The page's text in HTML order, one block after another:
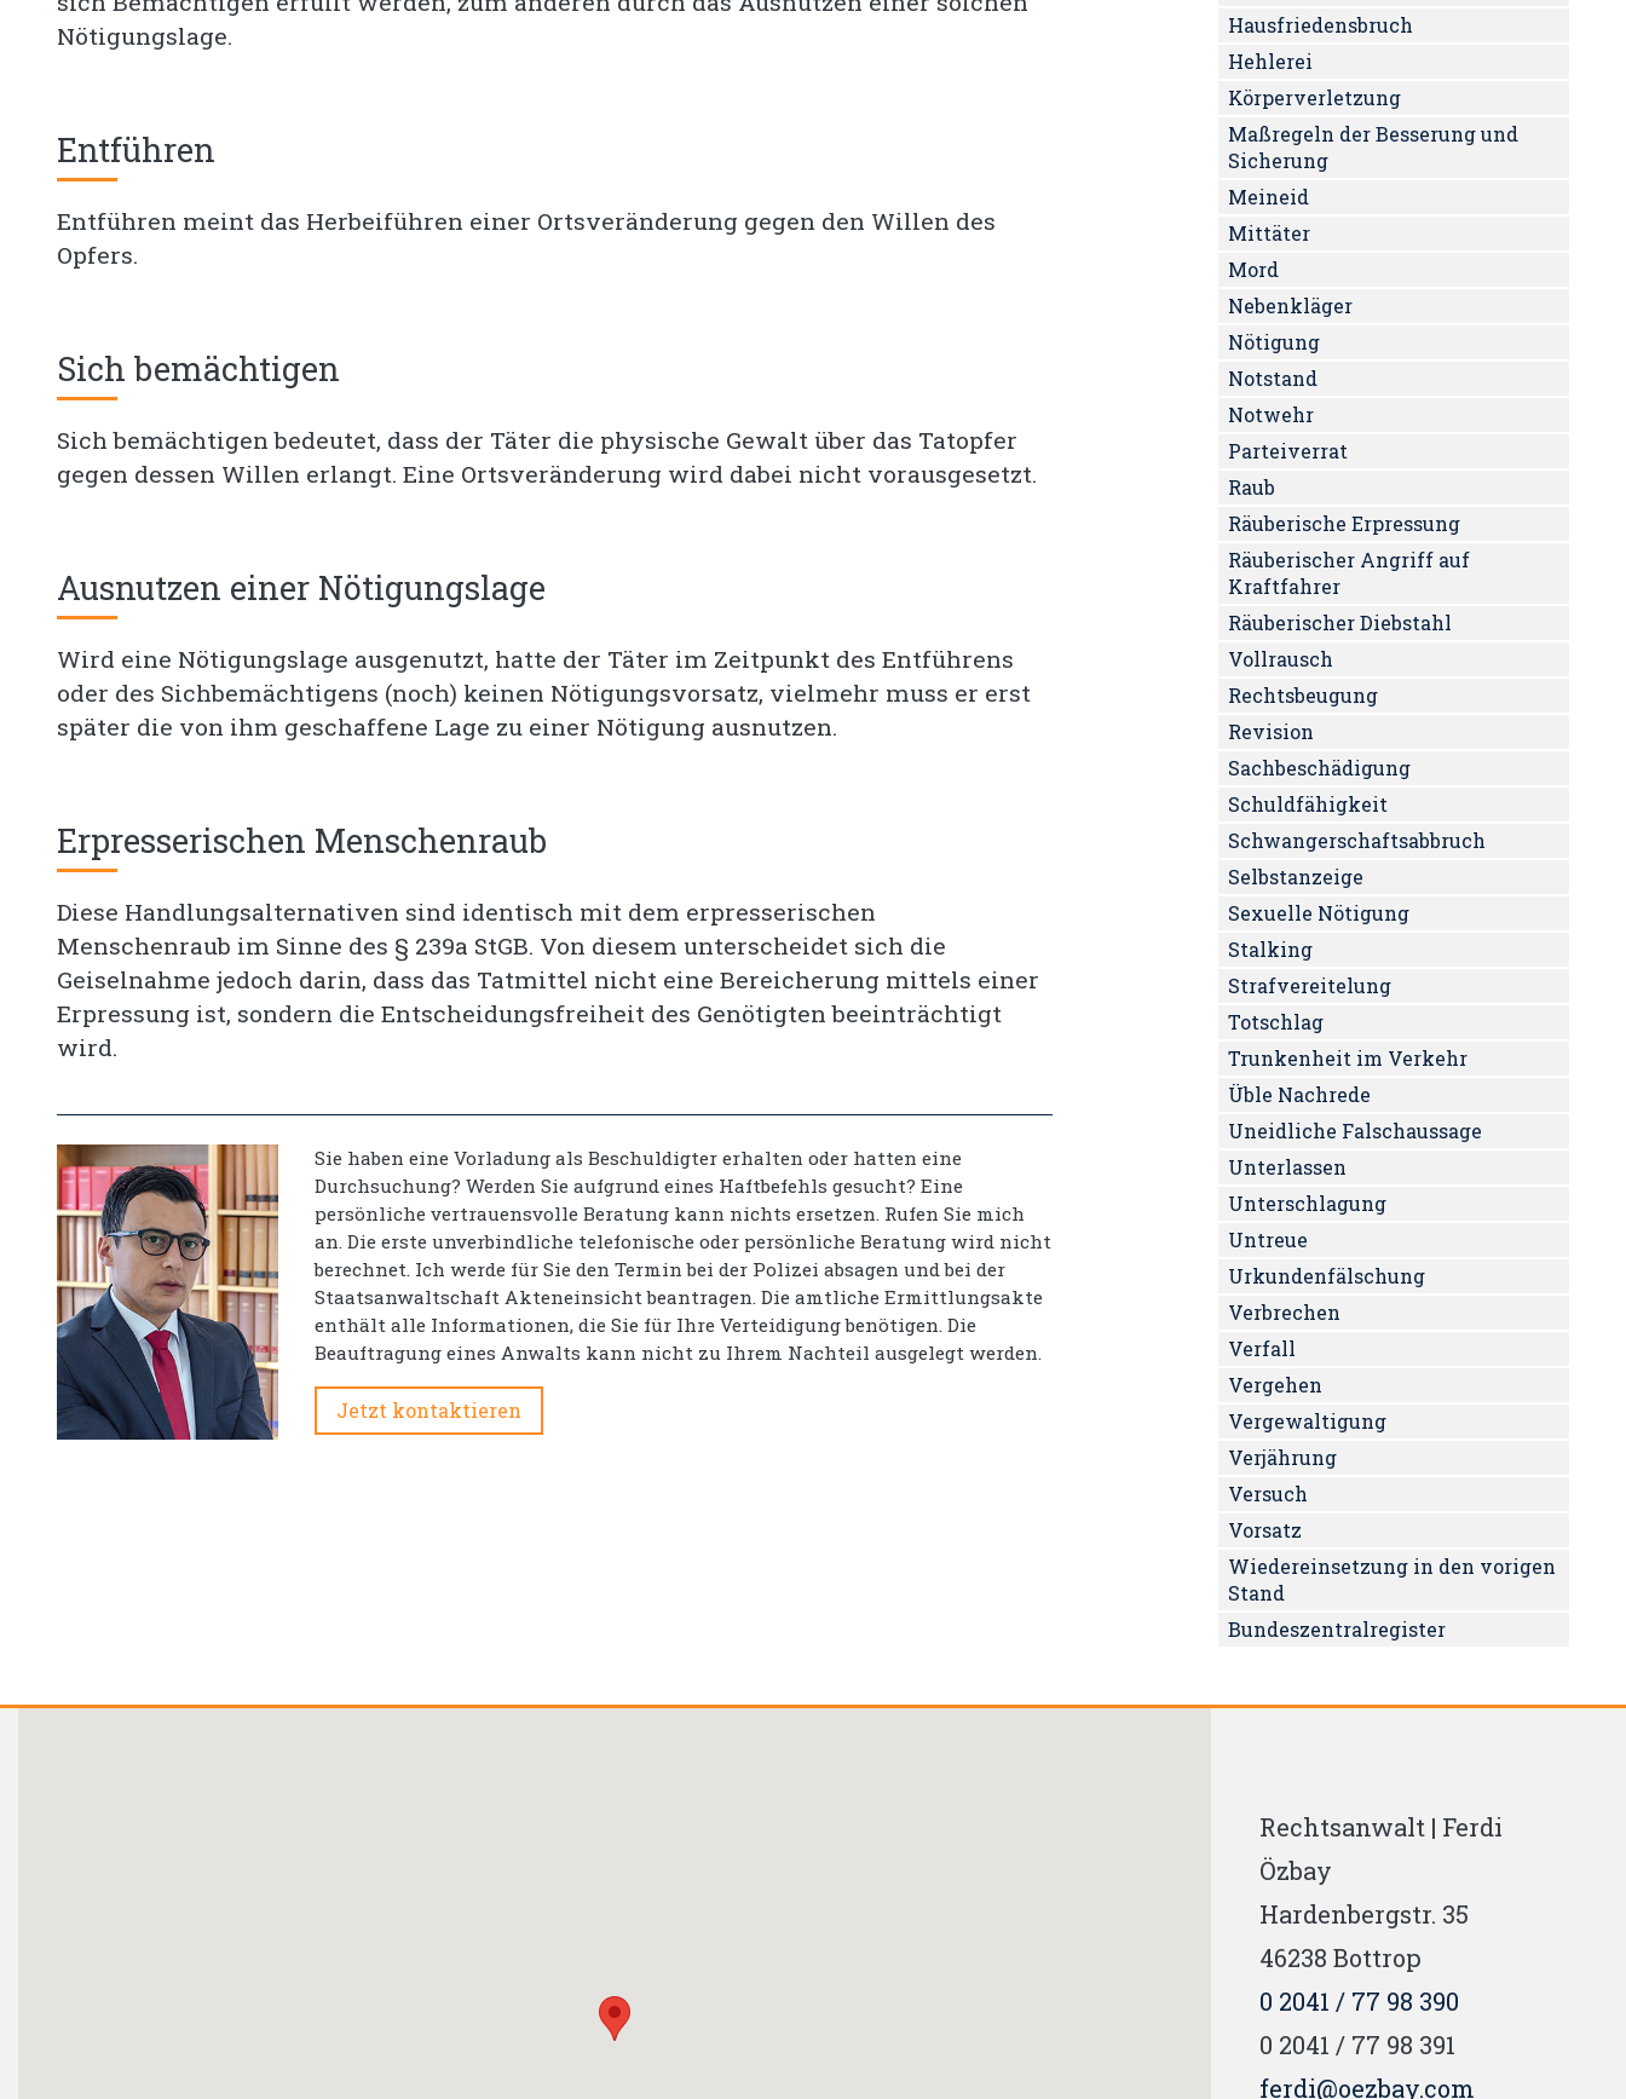
Nötigungslage.
Entführen
Entführen meint das Herbeiführen einer Ortsveränderung gegen den Willen des
Opfers.
Sich bemächtigen
Sich bemächtigen bedeutet, dass der Täter die physische Gewalt über das Tatopfer
gegen dessen Willen erlangt. Eine Ortsveränderung wird dabei nicht vorausgesetzt.
Ausnutzen einer Nötigungslage
Wird eine Nötigungslage ausgenutzt, hatte der Täter im Zeitpunkt des Entführens
oder des Sichbemächtigens (noch) keinen Nötigungsvorsatz, vielmehr muss er erst
später die von ihm geschaffene Lage zu einer Nötigung ausnutzen.
Erpresserischen Menschenraub
Diese Handlungsalternativen sind identisch mit dem erpresserischen
Menschenraub im Sinne des § 239a StGB. Von diesem unterscheidet sich die
Geiselnahme jedoch darin, dass das Tatmittel nicht eine Bereicherung mittels einer
Erpressung ist, sondern die Entscheidungsfreiheit des Genötigten beeinträchtigt
wird.
Sie haben eine Vorladung als Beschuldigter erhalten oder hatten eine
Durchsuchung? Werden Sie aufgrund eines Haftbefehls gesucht? Eine
persönliche vertrauensvolle Beratung kann nichts ersetzen. Rufen Sie mich
an. Die erste unverbindliche telefonische oder persönliche Beratung wird nicht
berechnet. Ich werde für Sie den Termin bei der Polizei absagen und bei der
Staatsanwaltschaft Akteneinsicht beantragen. Die amtliche Ermittlungsakte
enthält alle Informationen, die Sie für Ihre Verteidigung benötigen. Die
Beauftragung eines Anwalts kann nicht zu Ihrem Nachteil ausgelegt werden.
Jetzt kontaktieren
Hausfriedensbruch
Hehlerei
Körperverletzung
Maßregeln der Besserung und
Sicherung
Meineid
Mittäter
Mord
Nebenkläger
Nötigung
Notstand
Notwehr
Parteiverrat
Raub
Räuberische Erpressung
Räuberischer Angriff auf
Kraftfahrer
Räuberischer Diebstahl
Vollrausch
Rechtsbeugung
Revision
Sachbeschädigung
Schuldfähigkeit
Schwangerschaftsabbruch
Selbstanzeige
Sexuelle Nötigung
Stalking
Strafvereitelung
Totschlag
Trunkenheit im Verkehr
Üble Nachrede
Uneidliche Falschaussage
Unterlassen
Unterschlagung
Untreue
Urkundenfälschung
Verbrechen
Verfall
Vergehen
Vergewaltigung
Verjährung
Versuch
Vorsatz
Wiedereinsetzung in den vorigen
Stand
Bundeszentralregister
Rechtsanwalt | Ferdi
Özbay
Hardenbergstr. 35
46238 Bottrop
0 2041 / 77 98 390
0 2041 / 77 98 391
ferdi@oezbay.com